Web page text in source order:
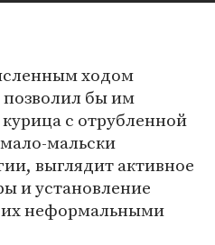
ходом
бы им
курица с отрубленной
мальски
выглядит активное
и установление
их неформальными